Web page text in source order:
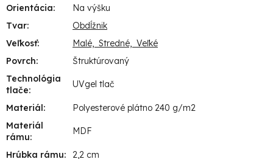
Orientácia:
Na výšku
Tvar:
Obdĺžnik
Veľkosť:
Malé, Stredné, Veľké
Povrch:
Štruktúrovaný
Technológia
tlače:
UVgel tlač
Materiál:
Polyesterové plátno 240 g/m2
Materiál
rámu:
MDF
Hrúbka rámu: 2,2 cm